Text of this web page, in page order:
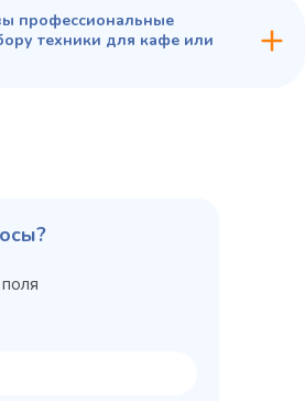
профессиональные
техники для кафе или